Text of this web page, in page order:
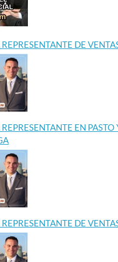
DE
EN PASTO
DE